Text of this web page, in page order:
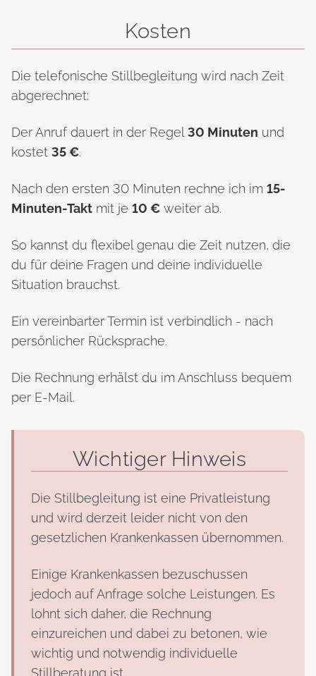
Kosten
Die telefonische Stillbegleitung wird nach Zeit
abgerechnet:
Der Anruf dauert in der Regel 30 Minuten und
kostet 35 €.
Nach den ersten 30 Minuten rechne ich im 15-
Minuten-Takt mit je 10 € weiter ab.
So kannst du flexibel genau die Zeit nutzen, die
du für deine Fragen und deine individuelle
Situation brauchst.
Ein vereinbarter Termin ist verbindlich - nach
persönlicher Rücksprache.
Die Rechnung erhälst du im Anschluss bequem
per E-Mail.
Wichtiger Hinweis
Die Stillbegleitung ist eine Privatleistung
und wird derzeit leider nicht von den
gesetzlichen Krankenkassen übernommen.
Einige Krankenkassen bezuschussen
jedoch auf Anfrage solche Leistungen. Es
lohnt sich daher, die Rechnung
einzureichen und dabei zu betonen, wie
wichtig und notwendig individuelle
Stillberatung ist.